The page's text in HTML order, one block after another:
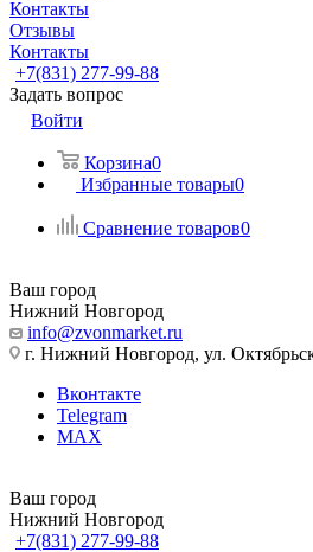
Контакты
Отзывы
Контакты
+7(831) 277-99-88
Задать вопрос
Войти
Корзина0
Избранные товары0
Сравнение товаров0
Ваш город
Нижний Новгород
info@zvonmarket.ru
г. Нижний Новгород, ул.
Вконтакте
Telegram
MAX
Ваш город
Нижний Новгород
+7(831) 277-99-88